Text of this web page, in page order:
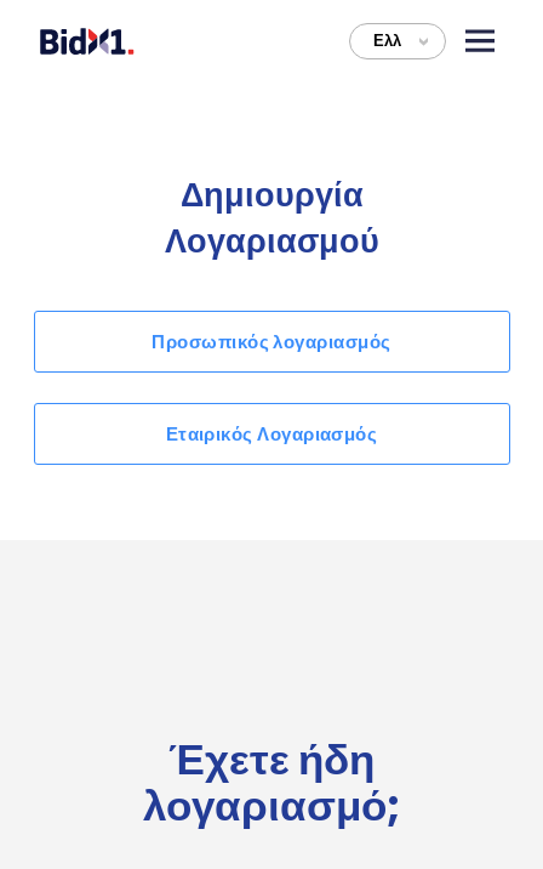
Ελλ >
Έχετε ήδη
λογαριασμό;
Δημιουργία
Λογαριασμού
Προσωπικός λογαριασμός
Εταιρικός Λογαριασμός